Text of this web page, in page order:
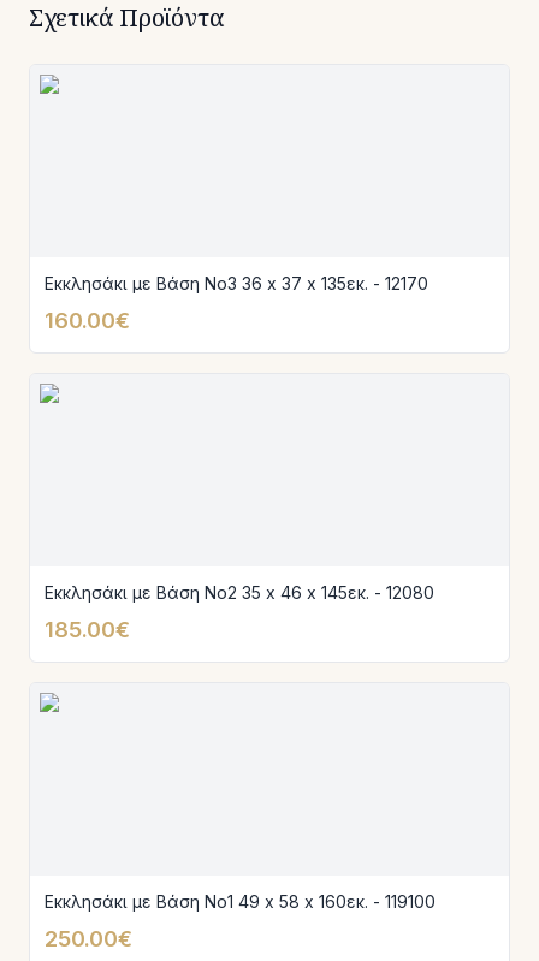
Σχετικά Προϊόντα
Εκκλησάκι με Βάση Νο3 36 x 37 x 135εκ. - 12170
160.00€
Εκκλησάκι με Βάση Νο2 35 x 46 x 145εκ. - 12080
185.00€
Εκκλησάκι με Βάση Νο1 49 x 58 x 160εκ. - 119100
250.00€